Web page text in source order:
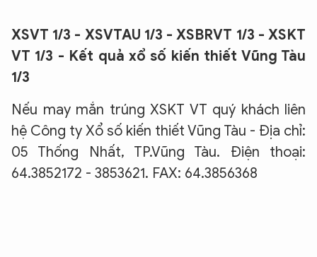
XSVT 1/3 - XSVTAU 1/3 - XSBRVT 1/3 - XSKT
VT 1/3 - Kết quả xổ số kiến thiết Vũng Tàu
1/3
Nếu may mắn trúng XSKT VT quý khách liên
hệ Công ty Xổ số kiến thiết Vũng Tàu - Địa chỉ:
05 Thống Nhất, TP.Vũng Tàu. Điện thoại:
64.3852172 - 3853621. FAX: 64.3856368